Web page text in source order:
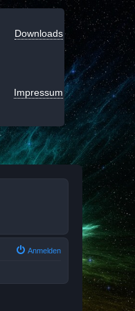
Downloads
Impressum
Anmelden